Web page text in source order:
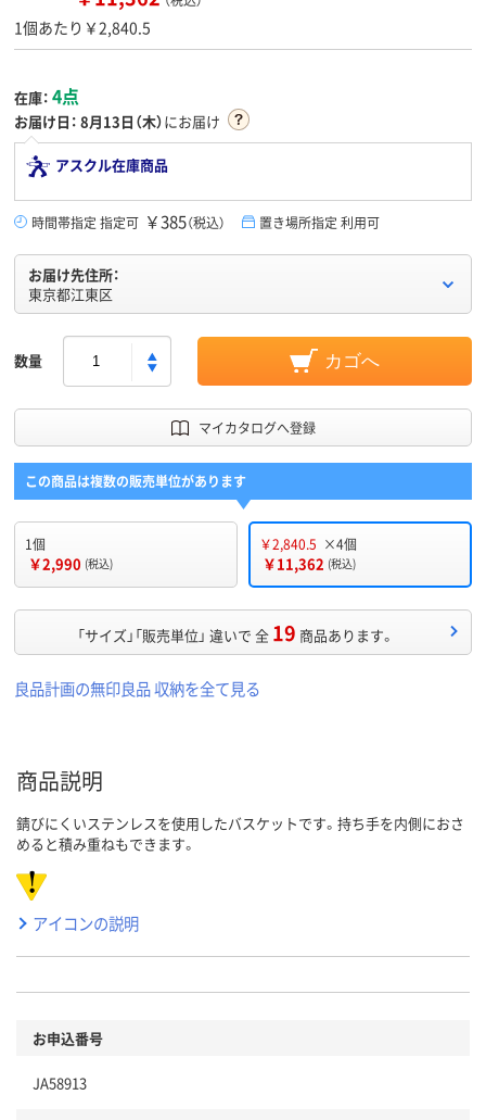
1個あたり￥2,840.5
在庫： 4点
お届け日： 8月13日（木）にお届け
アスクル在庫商品
時間帯指定 指定可 ￥385（税込） 置き場所指定 利用可
お届け先住所：
東京都江東区
数量 カゴへ
マイカタログへ登録
この商品は複数の販売単位があります
1個
￥2,990 (税込)
￥2,840.5 ×4個
￥11,362 (税込)
「サイズ」「販売単位」 違いで 全 19 商品あります。
良品計画の無印良品 収納を全て見る
商品説明
錆びにくいステンレスを使用したバスケットです。持ち手を内側におさ
めると積み重ねもできます。
アイコンの説明
お申込番号
JA58913